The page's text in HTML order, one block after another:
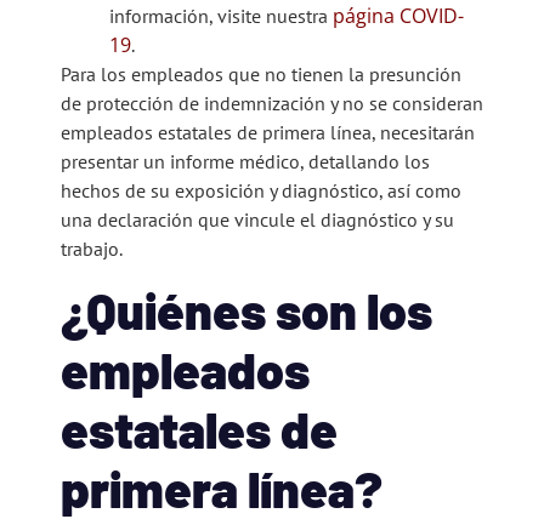
información, visite nuestra página COVID-
19.
Para los empleados que no tienen la presunción
de protección de indemnización y no se consideran
empleados estatales de primera línea, necesitarán
presentar un informe médico, detallando los
hechos de su exposición y diagnóstico, así como
una declaración que vincule el diagnóstico y su
trabajo.
¿Quiénes son los
empleados
estatales de
primera línea?